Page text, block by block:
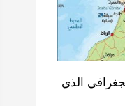
الذي